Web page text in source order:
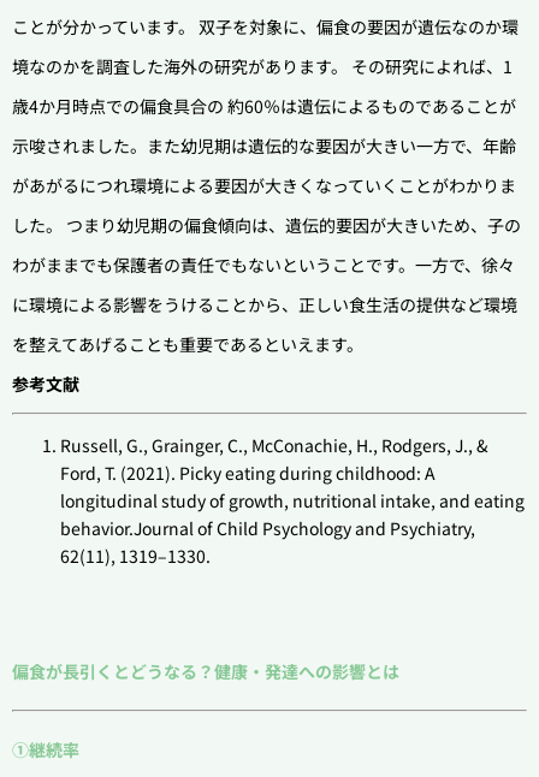
ことが分かっています。 双子を対象に、偏食の要因が遺伝なのか環
境なのかを調査した海外の研究があります。 その研究によれば、1
歳4か月時点での偏食具合の 約60％は遺伝によるものであることが
示唆されました。また幼児期は遺伝的な要因が大きい一方で、年齢
があがるにつれ環境による要因が大きくなっていくことがわかりま
した。 つまり幼児期の偏食傾向は、遺伝的要因が大きいため、子の
わがままでも保護者の責任でもないということです。一方で、徐々
に環境による影響をうけることから、正しい食生活の提供など環境
を整えてあげることも重要であるといえます。
参考文献
Russell, G., Grainger, C., McConachie, H., Rodgers, J., &
Ford, T. (2021). Picky eating during childhood: A
longitudinal study of growth, nutritional intake, and eating
behavior.Journal of Child Psychology and Psychiatry,
62(11), 1319–1330.
偏食が長引くとどうなる？健康・発達への影響とは
①継続率